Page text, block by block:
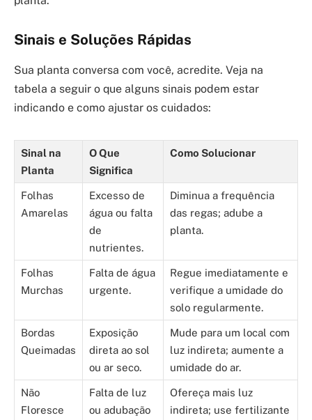
Sinais e Soluções Rápidas
Sua planta conversa com você, acredite. Veja na
tabela a seguir o que alguns sinais podem estar
indicando e como ajustar os cuidados:
Sinal na
Planta
O Que
Significa
Como Solucionar
Folhas
Amarelas
Excesso de
água ou falta
de
nutrientes.
Diminua a frequência
das regas; adube a
planta.
Folhas
Murchas
Falta de água
urgente.
Regue imediatamente e
verifique a umidade do
solo regularmente.
Bordas
Queimadas
Exposição
direta ao sol
ou ar seco.
Mude para um local com
luz indireta; aumente a
umidade do ar.
Não
Floresce
Falta de luz
ou adubação
Ofereça mais luz
indireta; use fertilizante